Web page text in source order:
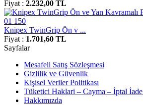
Fiyat : 2.232,00 TL
Knipex TwinGrip Ön v ...
Fiyat : 1.701,60 TL
Sayfalar
Mesafeli Satış Sözleşmesi
Gizlilik ve Güvenlik
Kişisel Veriler Politikası
Tüketici Haklari – Cayma – İptal
Hakkımızda